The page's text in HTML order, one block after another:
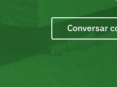
Conversar